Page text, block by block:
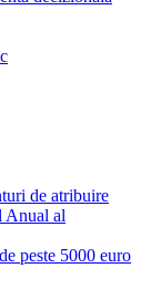
de atribuire
Anual al
peste 5000 euro